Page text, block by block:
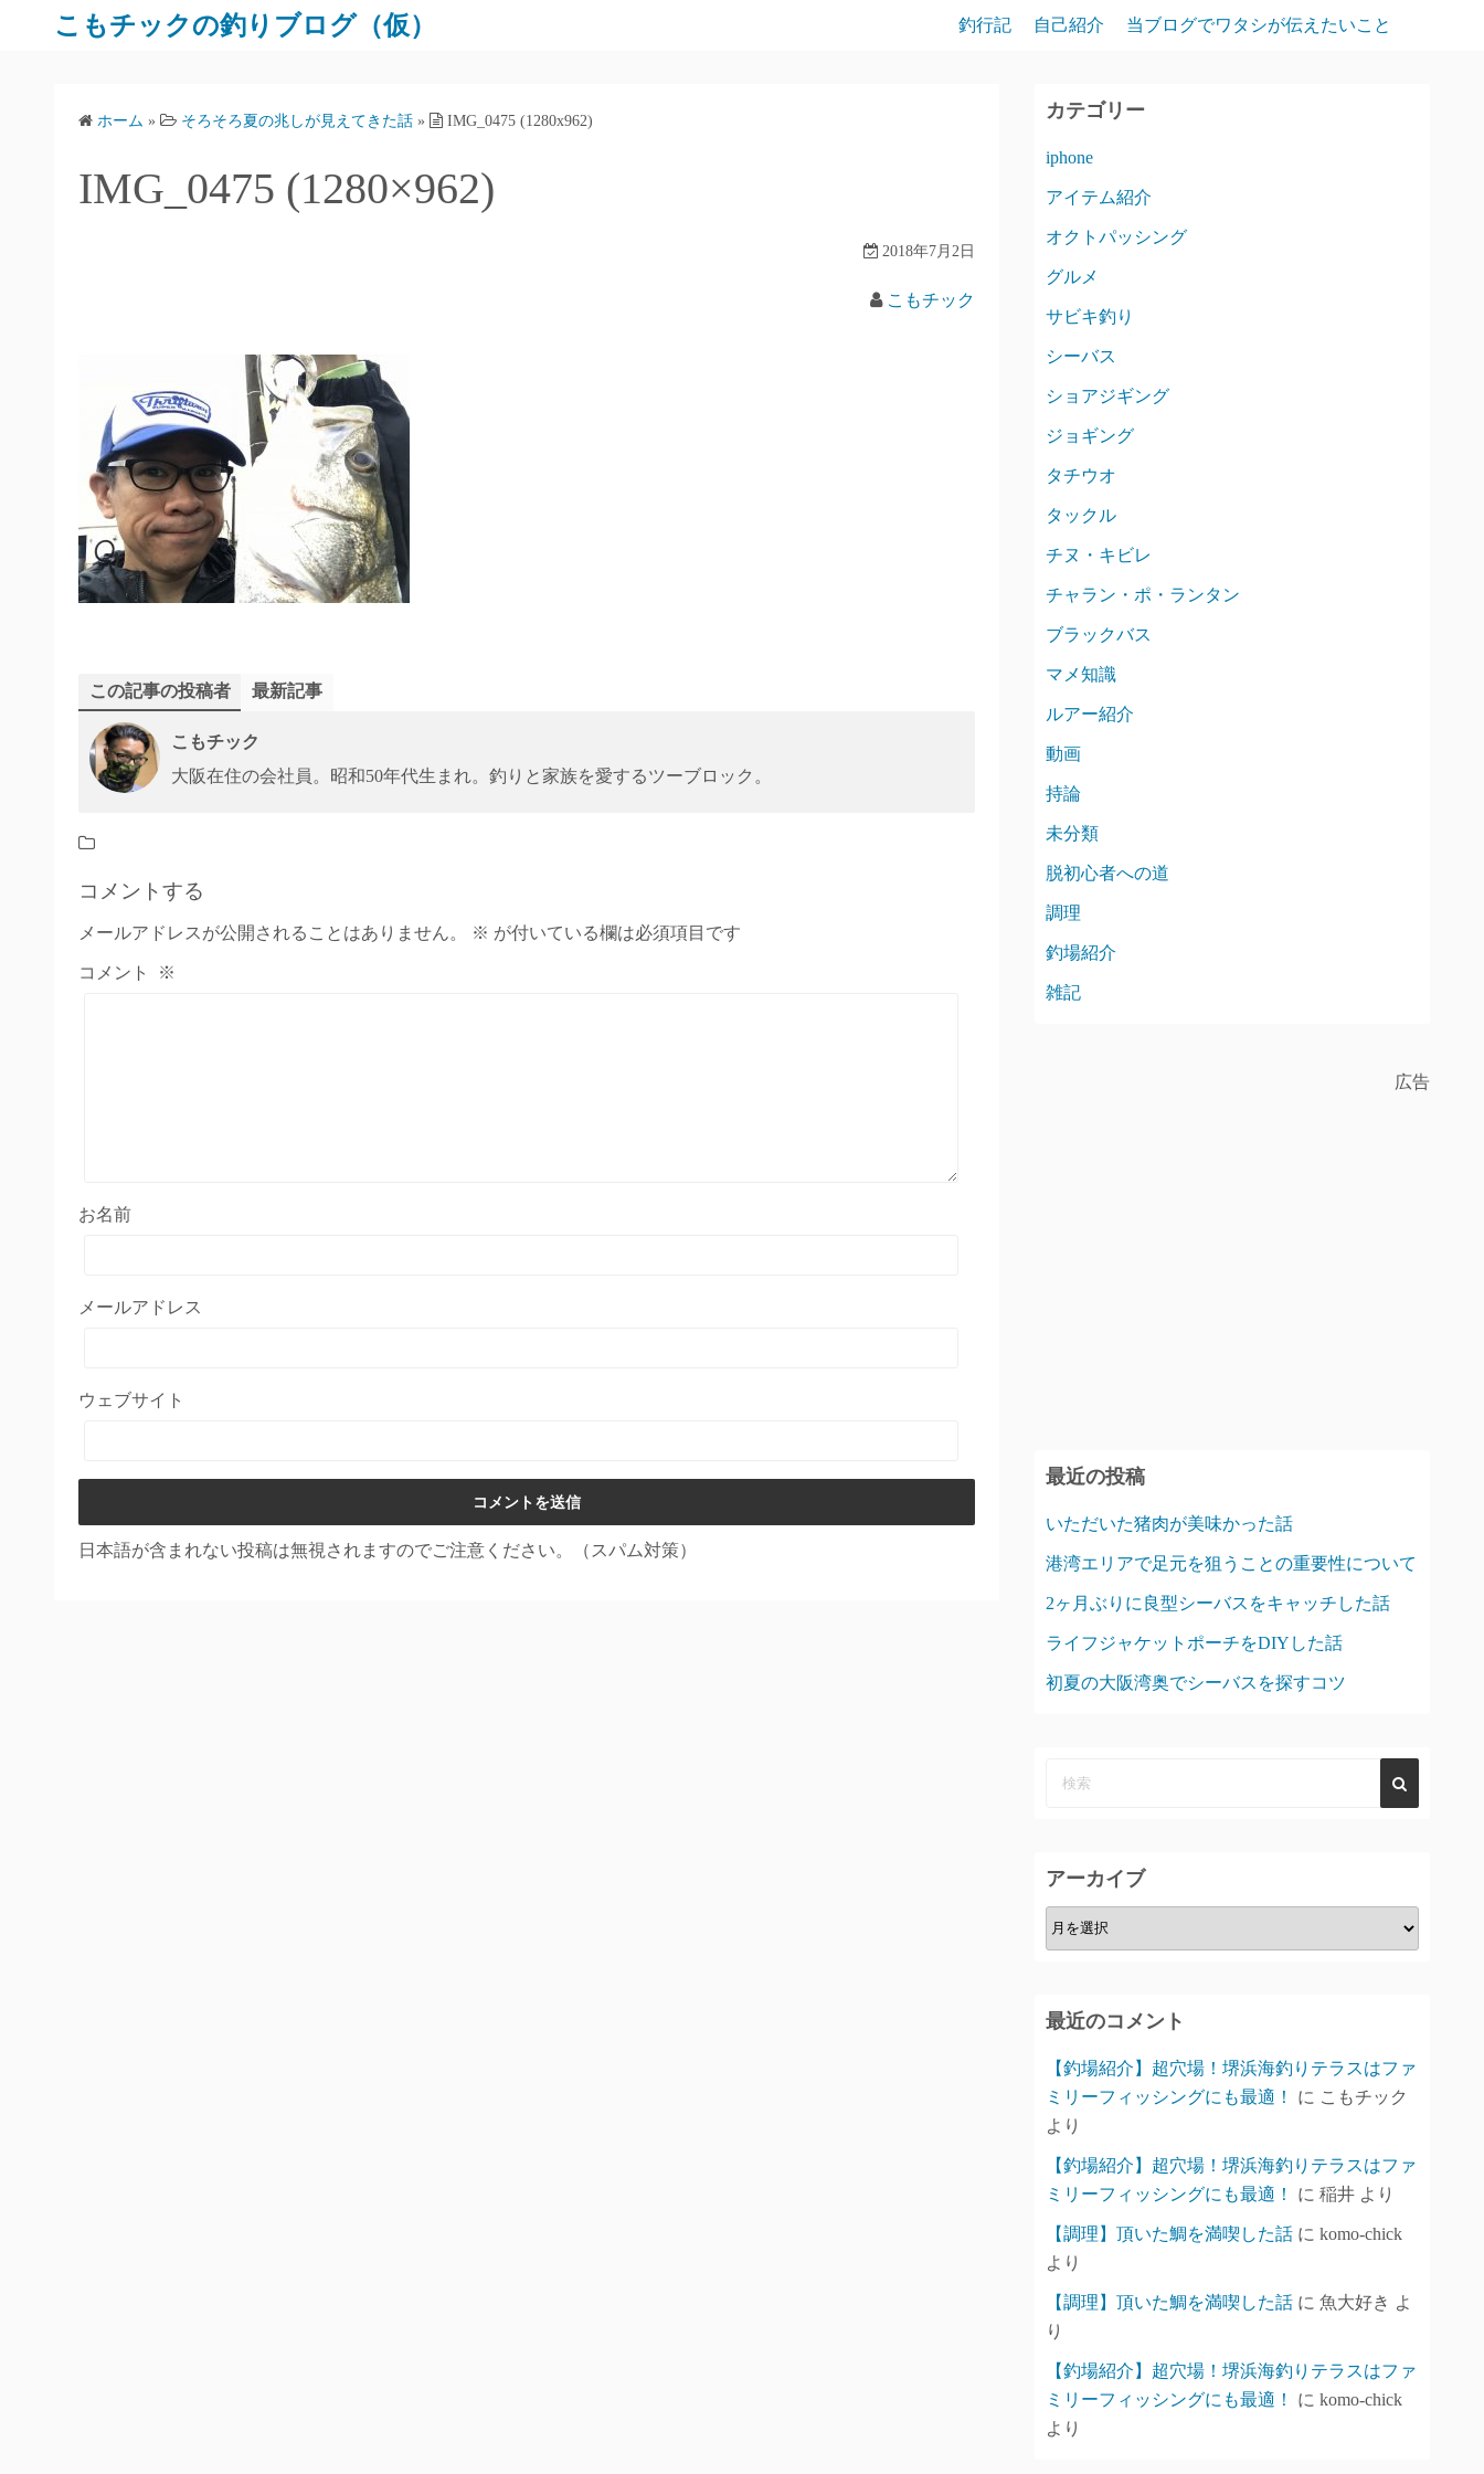
こもチックの釣りブログ（仮） 釣行記 自己紹介 当ブログでワタシが伝えたいこと
ホーム » そろそろ夏の兆しが見えてきた話 » IMG_0475 (1280x962)
IMG_0475 (1280×962)
2018年7月2日
こもチック
この記事の投稿者 最新記事
こもチック
大阪在住の会社員。昭和50年代生まれ。釣りと家族を愛するツーブロック。
コメントする
メールアドレスが公開されることはありません。 ※ が付いている欄は必須項目です
コメント ※
お名前
メールアドレス
ウェブサイト
日本語が含まれない投稿は無視されますのでご注意ください。（スパム対策）
カテゴリー
iphone
アイテム紹介
オクトパッシング
グルメ
サビキ釣り
シーバス
ショアジギング
ジョギング
タチウオ
タックル
チヌ・キビレ
チャラン・ポ・ランタン
ブラックバス
マメ知識
ルアー紹介
動画
持論
未分類
脱初心者への道
調理
釣場紹介
雑記
広告
最近の投稿
いただいた猪肉が美味かった話
港湾エリアで足元を狙うことの重要性について
2ヶ月ぶりに良型シーバスをキャッチした話
ライフジャケットポーチをDIYした話
初夏の大阪湾奥でシーバスを探すコツ
アーカイブ
ア
ー
ブ
最近のコメント
【釣場紹介】超穴場！堺浜海釣りテラスはファ
ミリーフィッシングにも最適！
に こもチック
より
【釣場紹介】超穴場！堺浜海釣りテラスはファ
ミリーフィッシングにも最適！
に 稲井 より
【調理】頂いた鯛を満喫した話 に komo-chick
より
【調理】頂いた鯛を満喫した話 に 魚大好き よ
り
【釣場紹介】超穴場！堺浜海釣りテラスはファ
ミリーフィッシングにも最適！
に komo-chick
より